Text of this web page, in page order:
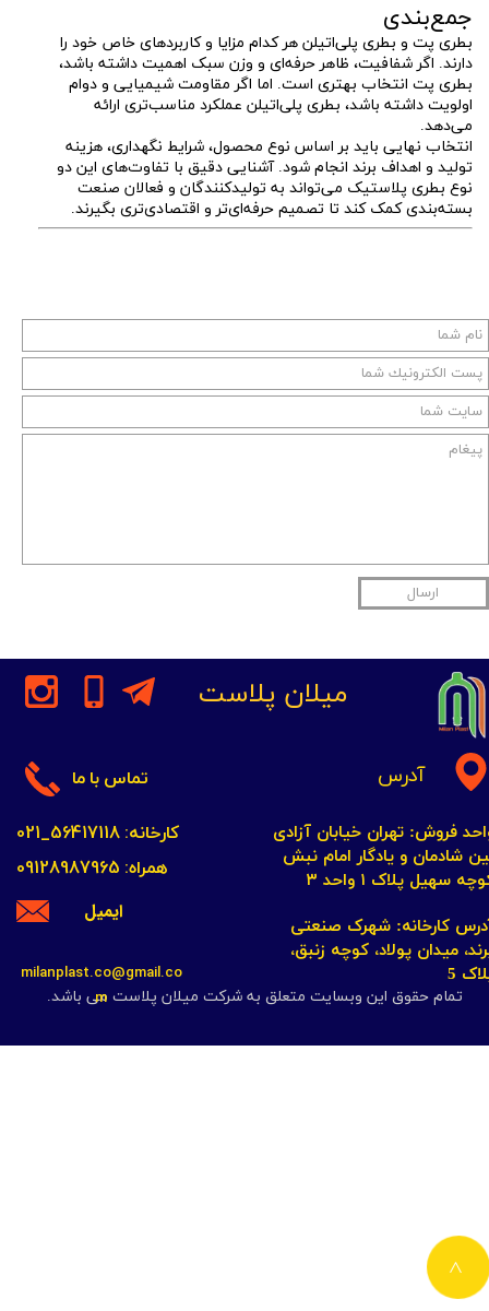
جمع‌بندی
بطری پت و بطری پلی‌اتیلن هر کدام مزایا و کاربردهای خاص خود را
دارند. اگر شفافیت، ظاهر حرفه‌ای و وزن سبک اهمیت داشته باشد،
بطری پت انتخاب بهتری است. اما اگر مقاومت شیمیایی و دوام
اولویت داشته باشد، بطری پلی‌اتیلن عملکرد مناسب‌تری ارائه
می‌دهد.
انتخاب نهایی باید بر اساس نوع محصول، شرایط نگهداری، هزینه
تولید و اهداف برند انجام شود. آشنایی دقیق با تفاوت‌های این دو
نوع بطری پلاستیک می‌تواند به تولیدکنندگان و فعالان صنعت
بسته‌بندی کمک کند تا تصمیم حرفه‌ای‌تر و اقتصادی‌تری بگیرند.
ارسال
تمام حقوق این وبسایت متعلق به شرکت میلان پلاست می باشد.
تماس با ما
میلان پلاست
کارخانه: 56417118_021
همراه: 09128987965
آدرس
فروش: تهران خیابان آزادی
شادمان و یادگار امام نبش
سهیل پلاک ۱ واحد ۳​​​​​​​
کارخانه: شهرک صنعتی
میدان پولاد، کوچه زنبق،
5
ایمیل
milanplast.co@gmail.co
m
>